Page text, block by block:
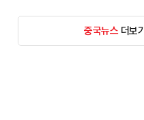
중국뉴스더보기